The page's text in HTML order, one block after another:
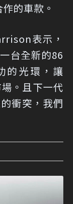
的車款。
表示，
台全新的86
的光環，讓
。且下一代
衝突，我們